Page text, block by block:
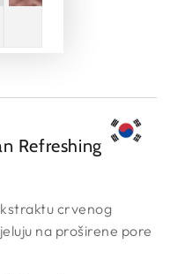
Refreshing
crvenog
na proširene pore